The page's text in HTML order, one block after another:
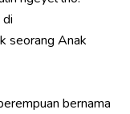
seorang Anak
bernama